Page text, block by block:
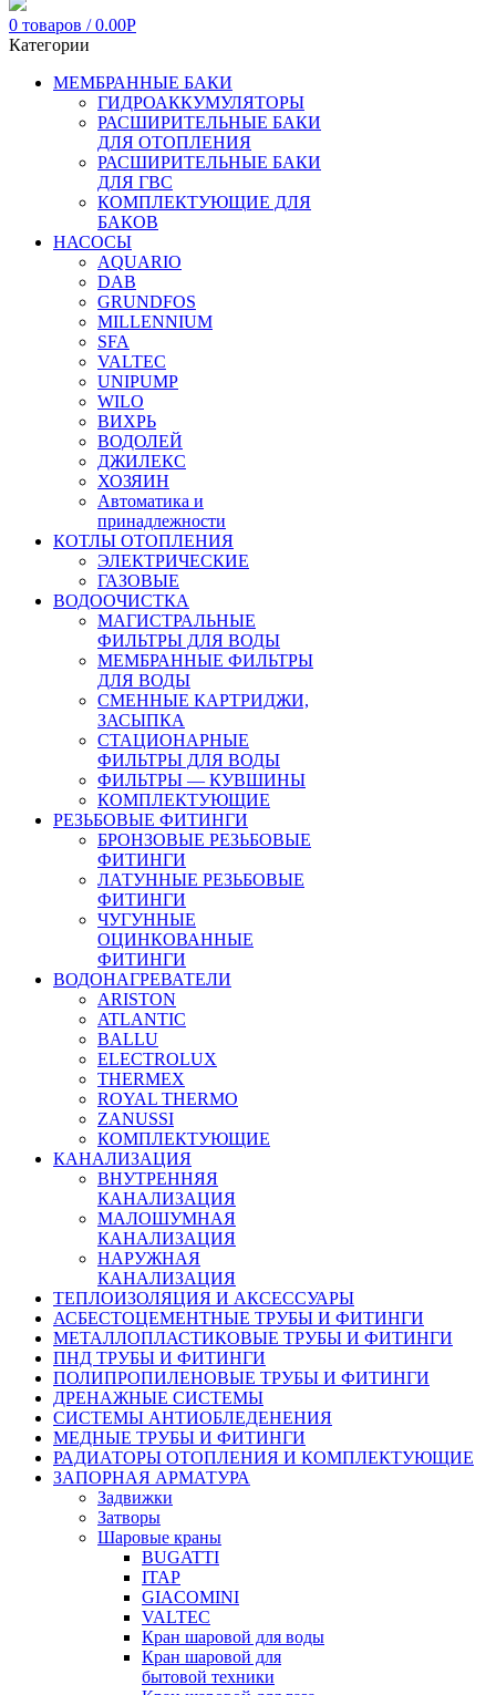
0 товаров / 0.00Р
Категории
МЕМБРАННЫЕ БАКИ
ГИДРОАККУМУЛЯТОРЫ
РАСШИРИТЕЛЬНЫЕ БАКИ
ДЛЯ ОТОПЛЕНИЯ
РАСШИРИТЕЛЬНЫЕ БАКИ
ДЛЯ ГВС
КОМПЛЕКТУЮЩИЕ ДЛЯ
БАКОВ
НАСОСЫ
AQUARIO
DAB
GRUNDFOS
MILLENNIUM
SFA
VALTEC
UNIPUMP
WILO
ВИХРЬ
ВОДОЛЕЙ
ДЖИЛЕКС
ХОЗЯИН
Автоматика и
принадлежности
КОТЛЫ ОТОПЛЕНИЯ
ЭЛЕКТРИЧЕСКИЕ
ГАЗОВЫЕ
ВОДООЧИСТКА
МАГИСТРАЛЬНЫЕ
ФИЛЬТРЫ ДЛЯ ВОДЫ
МЕМБРАННЫЕ ФИЛЬТРЫ
ДЛЯ ВОДЫ
СМЕННЫЕ КАРТРИДЖИ,
ЗАСЫПКА
СТАЦИОНАРНЫЕ
ФИЛЬТРЫ ДЛЯ ВОДЫ
ФИЛЬТРЫ — КУВШИНЫ
КОМПЛЕКТУЮЩИЕ
РЕЗЬБОВЫЕ ФИТИНГИ
БРОНЗОВЫЕ РЕЗЬБОВЫЕ
ФИТИНГИ
ЛАТУННЫЕ РЕЗЬБОВЫЕ
ФИТИНГИ
ЧУГУННЫЕ
ОЦИНКОВАННЫЕ
ФИТИНГИ
ВОДОНАГРЕВАТЕЛИ
ARISTON
ATLANTIC
BALLU
ELECTROLUX
THERMEX
ROYAL THERMO
ZANUSSI
КОМПЛЕКТУЮЩИЕ
КАНАЛИЗАЦИЯ
ВНУТРЕННЯЯ
КАНАЛИЗАЦИЯ
МАЛОШУМНАЯ
КАНАЛИЗАЦИЯ
НАРУЖНАЯ
КАНАЛИЗАЦИЯ
ТЕПЛОИЗОЛЯЦИЯ И АКСЕССУАРЫ
АСБЕСТОЦЕМЕНТНЫЕ ТРУБЫ И ФИТИНГИ
МЕТАЛЛОПЛАСТИКОВЫЕ ТРУБЫ И ФИТИНГИ
ПНД ТРУБЫ И ФИТИНГИ
ПОЛИПРОПИЛЕНОВЫЕ ТРУБЫ И ФИТИНГИ
ДРЕНАЖНЫЕ СИСТЕМЫ
СИСТЕМЫ АНТИОБЛЕДЕНЕНИЯ
МЕДНЫЕ ТРУБЫ И ФИТИНГИ
РАДИАТОРЫ ОТОПЛЕНИЯ И КОМПЛЕКТУЮЩИЕ
ЗАПОРНАЯ АРМАТУРА
Задвижки
Затворы
Шаровые краны
BUGATTI
ITAP
GIACOMINI
VALTEC
Кран шаровой для воды
Кран шаровой для
бытовой техники